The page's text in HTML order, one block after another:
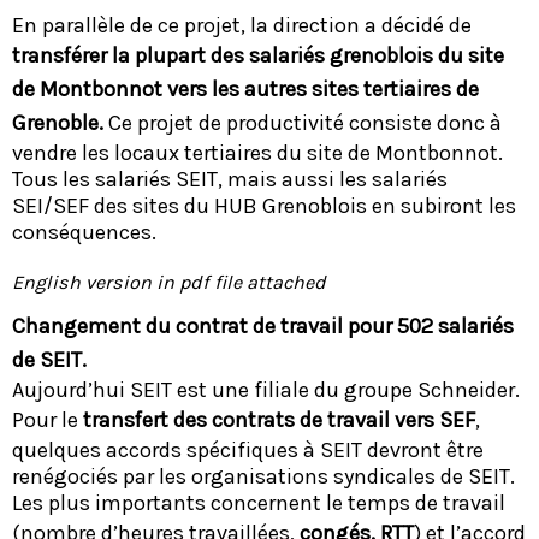
En parallèle de ce projet, la direction a décidé de
transférer la plupart des salariés grenoblois du site
de Montbonnot vers les autres sites tertiaires de
Grenoble.Ce projet de productivité consiste donc à
vendre les locaux tertiaires du site de Montbonnot.
Tous les salariés SEIT, mais aussi les salariés
SEI/SEF des sites du HUB Grenoblois en subiront les
conséquences.
English version in pdf file attached
Changement du contrat de travail pour 502 salariés
de SEIT.
Aujourd’hui SEIT est une filiale du groupe Schneider.
Pour le transfert des contrats de travail vers SEF,
quelques accords spécifiques à SEIT devront être
renégociés par les organisations syndicales de SEIT.
Les plus importants concernent le temps de travail
(nombre d’heures travaillées, congés, RTT) et l’accord